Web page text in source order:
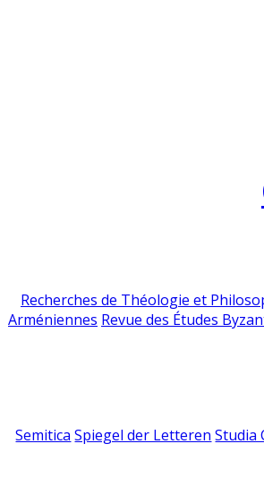
Recherches de Théologie et
Arméniennes Revue des Études
Semitica Spiegel der Letteren Studia